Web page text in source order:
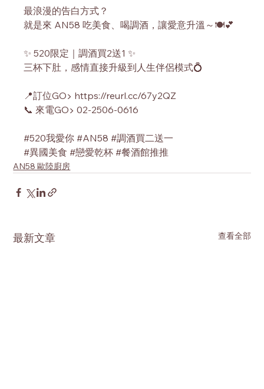
最浪漫的告白方式？
就是來 AN58 吃美食、喝調酒，讓愛意升溫～🍽️💕
✨ 520限定｜調酒買2送1 ✨
三杯下肚，感情直接升級到人生伴侶模式💍
📍訂位GO▶ https://reurl.cc/67y2QZ
📞 來電GO▶ 02-2506-0616
#520我愛你 #AN58 #調酒買二送一
#異國美食 #戀愛乾杯 #餐酒館推推
AN58 歐陸廚房
最新文章 查看全部